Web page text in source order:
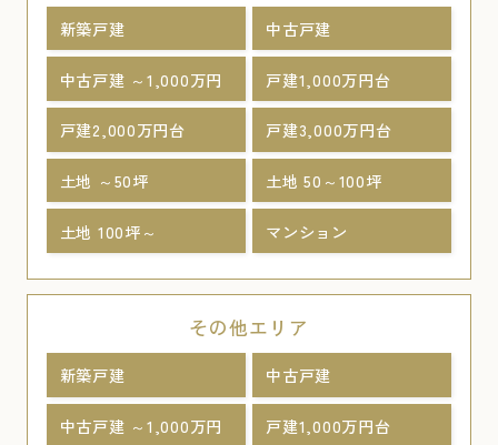
新築戸建 中古戸建
中古戸建 ～1,000万円 戸建1,000万円台
戸建2,000万円台 戸建3,000万円台
土地 ～50坪 土地 50～100坪
土地 100坪～ マンション
その他エリア
新築戸建 中古戸建
中古戸建 ～1,000万円 戸建1,000万円台